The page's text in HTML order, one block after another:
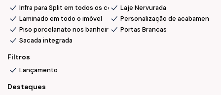
uma visita e surpreenda-se !
Infra para Split em todos os cômodosLaje Nervurada
Laminado em todo o imóvel
Personalização de
Piso porcelanato nos banheiros Portas Brancas
Sacada integrada
Filtros
Lançamento
Destaques